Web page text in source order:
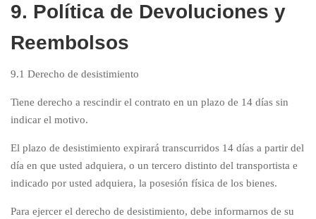
9. Política de Devoluciones y
Reembolsos
9.1 Derecho de desistimiento
Tiene derecho a rescindir el contrato en un plazo de 14 días sin
indicar el motivo.
El plazo de desistimiento expirará transcurridos 14 días a partir del
día en que usted adquiera, o un tercero distinto del transportista e
indicado por usted adquiera, la posesión física de los bienes.
Para ejercer el derecho de desistimiento, debe informarnos de su